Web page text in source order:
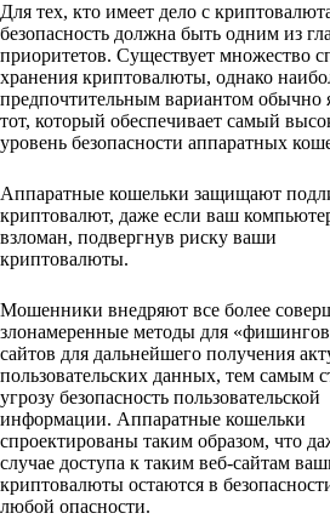
Для тех, кто имеет дело с
безопасность должна быть одним из
приоритетов. Существует множество
хранения криптовалюты, однако
предпочтительным вариантом обычно
тот, который обеспечивает самый
уровень безопасности аппаратных
Аппаратные кошельки защищают
криптовалют, даже если ваш
взломан, подвергнув риску ваши
криптовалюты.
Мошенники внедряют все более
злонамеренные методы для
сайтов для дальнейшего получения
пользовательских данных, тем самым
угрозу безопасность пользовательской
информации. Аппаратные кошельки
спроектированы таким образом, что
случае доступа к таким веб-сайтам
криптовалюты остаются в
любой опасности.